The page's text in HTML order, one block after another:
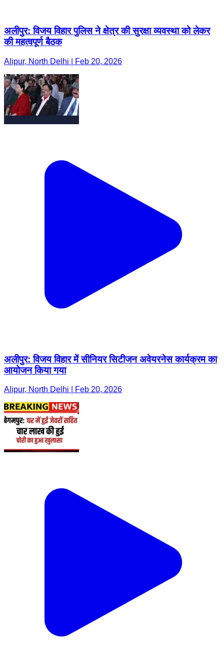
अलीपुर: विजय विहार पुलिस ने क्षेत्र की सुरक्षा व्यवस्था को लेकर
की महत्वपूर्ण बैठक
Alipur, North Delhi | Feb 20, 2026
अलीपुर: विजय विहार में सीनियर सिटीजन अवेयरनेस कार्यक्रम का
आयोजन किया गया
Alipur, North Delhi | Feb 20, 2026